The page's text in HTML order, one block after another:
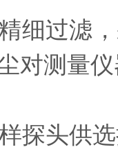
过滤，
对测量
头供选